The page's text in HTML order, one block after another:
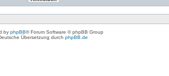
by phpBB® Forum Software © phpBB Group
Übersetzung durch phpBB.de